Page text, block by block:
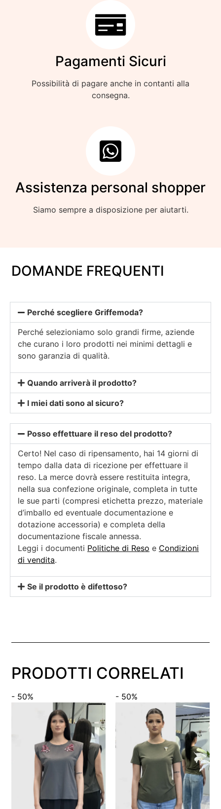
Pagamenti Sicuri
Possibilità di pagare anche in contanti alla
consegna.
Assistenza personal shopper
Siamo sempre a disposizione per aiutarti.
DOMANDE FREQUENTI
Perché scegliere Griffemoda?
Perché selezioniamo solo grandi firme, aziende
che curano i loro prodotti nei minimi dettagli e
sono garanzia di qualità.
Quando arriverà il prodotto?
I miei dati sono al sicuro?
Posso effettuare il reso del prodotto?
Certo! Nel caso di ripensamento, hai 14 giorni di
tempo dalla data di ricezione per effettuare il
reso. La merce dovrà essere restituita integra,
nella sua confezione originale, completa in tutte
le sue parti (compresi etichetta prezzo, materiale
d’imballo ed eventuale documentazione e
dotazione accessoria) e completa della
documentazione fiscale annessa.
Leggi i documenti Politiche di Reso e Condizioni
di vendita.
Se il prodotto è difettoso?
PRODOTTI CORRELATI
- 50% - 50%